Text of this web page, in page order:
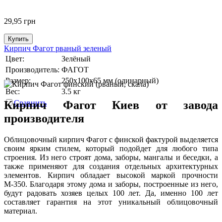
29,95 грн
Купить
Кирпич Фагот рваный зеленый
Цвет:
Зелёный
Производитель: ФАГОТ
Размер:
250х100х65 мм (одинарный)
Вес:
3.5 кг
Сравнить
Кирпич Фагот Киев от завода
производителя
Облицовочный кирпич Фагот с финской фактурой выделяется
своим ярким стилем, который подойдет для любого типа
строения. Из него строят дома, заборы, мангалы и беседки, а
также применяют для создания отдельных архитектурных
элементов. Кирпич обладает высокой маркой прочности
М-350. Благодаря этому дома и заборы, построенные из него,
будут радовать хозяев целых 100 лет. Да, именно 100 лет
составляет гарантия на этот уникальный облицовочный
материал.